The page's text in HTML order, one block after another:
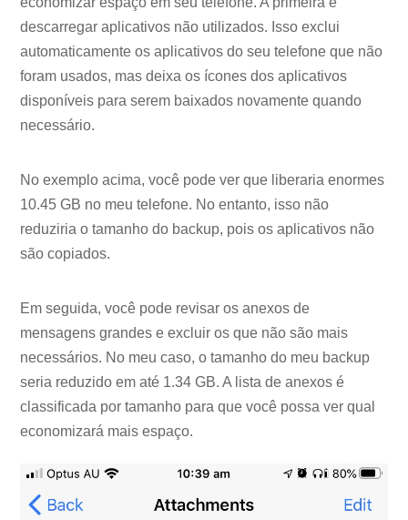
descarregar aplicativos não utilizados. Isso exclui
automaticamente os aplicativos do seu telefone que não
foram usados, mas deixa os ícones dos aplicativos
disponíveis para serem baixados novamente quando
necessário.
No exemplo acima, você pode ver que liberaria enormes
10.45 GB no meu telefone. No entanto, isso não
reduziria o tamanho do backup, pois os aplicativos não
são copiados.
Em seguida, você pode revisar os anexos de
mensagens grandes e excluir os que não são mais
necessários. No meu caso, o tamanho do meu backup
seria reduzido em até 1.34 GB. A lista de anexos é
classificada por tamanho para que você possa ver qual
economizará mais espaço.